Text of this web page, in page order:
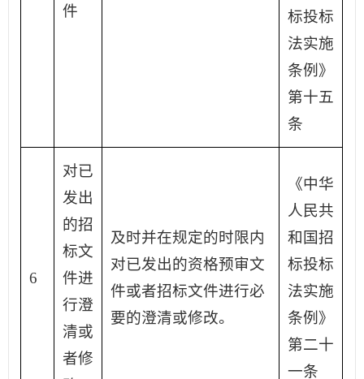
件
标投标
法实施
条例》
第十五
条
6
对已
发出
的招
标文
件进
行澄
清或
者修
及时并在规定的时限内
对已发出的资格预审文
件或者招标文件进行必
要的澄清或修改。
《中华
人民共
和国招
标投标
法实施
条例》
第二十
一条